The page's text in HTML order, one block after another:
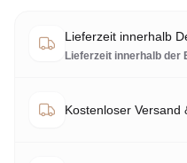
Lieferzeit innerhalb
Lieferzeit innerhalb der
Kostenloser Versand